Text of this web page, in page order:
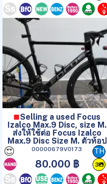
Selling a used Focus
Izalco Max.9 Disc, size M.
ส่งให้ใช้ต่อ Focus Izalco
Max.9 Disc Size M. ตัวท้อป
😍 00000679V0173
80.000 ฿
TH
3